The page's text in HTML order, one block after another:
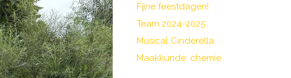
Fijne feestdagen!
Team 2024-2025
Musical Cinderella
Maakkunde: chemie